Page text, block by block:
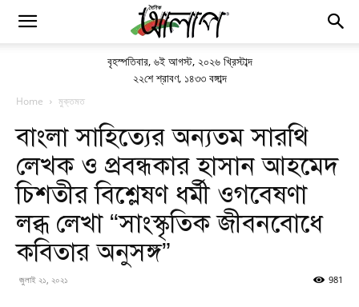
বৃহস্পতিবার, ৬ই আগস্ট, ২০২৬ খ্রিস্টাব্দ
২২শে শ্রাবণ, ১৪৩৩ বঙ্গাব্দ
Home মুক্তমত
বাংলা সাহিত্যের অন্যতম সারথি
লেখক ও প্রবন্ধকার হাসান আহমেদ
চিশতীর বিশ্লেষণ ধর্মী ওগবেষণা
লব্ধ লেখা “সাংস্কৃতিক জীবনবোধে
কবিতার অনুসঙ্গ”
জুলাই ২১, ২০২১ 981